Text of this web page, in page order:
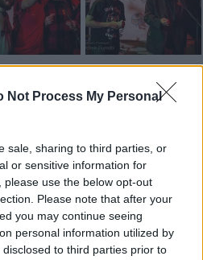
Not Process My Personal
sale, sharing to third parties, or
or sensitive information for
use the below opt-out
Please note that after your
you may continue seeing
personal information utilized by
to third parties prior to